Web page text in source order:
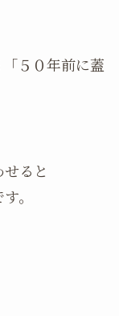
５０年前に蓋
ると
。